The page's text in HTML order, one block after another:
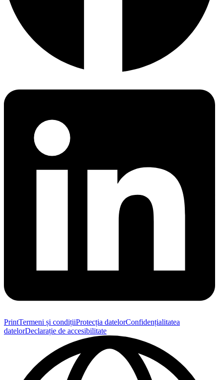
PrintTermeni și condițiiProtecția datelorConfidențialitatea
datelorDeclarație de accesibilitate